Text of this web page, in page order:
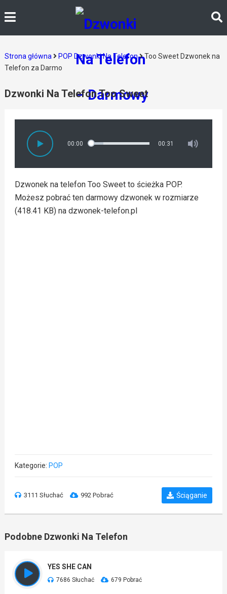
Strona główna POP Dzwonki Na Telefon
Too Sweet Dzwonek na
Telefon za Darmo
Dzwonki Na Telefon Too Sweet
00:00 00:31
Dzwonek na telefon Too Sweet to ścieżka POP.
Możesz pobrać ten darmowy dzwonek w rozmiarze
(418.41 KB) na dzwonek-telefon.pl
Kategorie: POP
3111 Słuchać 992 Pobrać Ściąganie
Podobne Dzwonki Na Telefon
YES SHE CAN
7686 Słuchać 679 Pobrać